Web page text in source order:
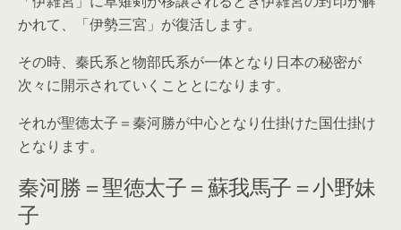
かれて、「伊勢三宮」が復活します。
その時、秦氏系と物部氏系が一体となり日本の秘密が
次々に開示されていくこととになります。
それが聖徳太子＝秦河勝が中心となり仕掛けた国仕掛け
となります。
秦河勝＝聖徳太子＝蘇我馬子＝小野妹
子